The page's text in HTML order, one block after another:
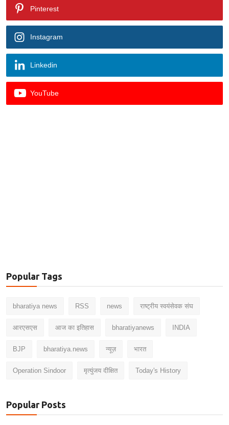
Pinterest
Instagram
Linkedin
YouTube
Popular Tags
bharatiya news RSS news राष्ट्रीय स्वयंसेवक संघ
आरएसएस आज का इतिहास bharatiyanews INDIA
BJP bharatiya.news न्यूज़ भारत
Operation Sindoor मृत्युंजय दीक्षित Today's History
Popular Posts